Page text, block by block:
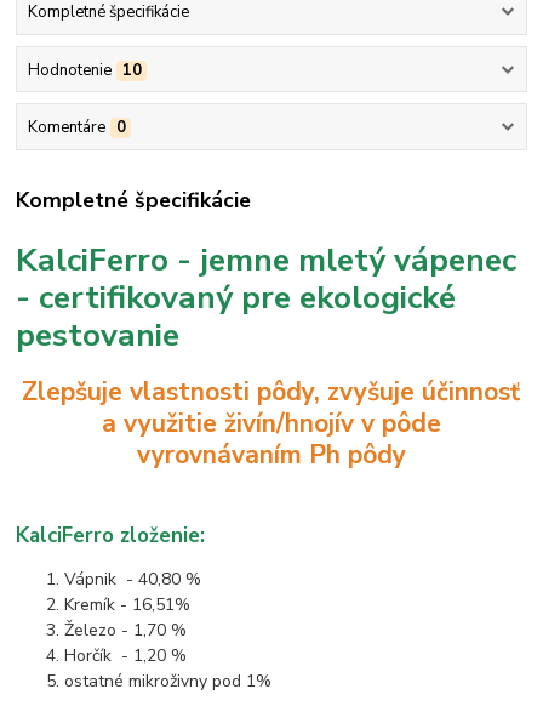
Kompletné špecifikácie
Hodnotenie 10
Komentáre 0
Kompletné špecifikácie
KalciFerro - jemne mletý vápenec
- certifikovaný pre ekologické
pestovanie
Zlepšuje vlastnosti pôdy, zvyšuje účinnosť
a využitie živín/hnojív v pôde
vyrovnávaním Ph pôdy
KalciFerro zloženie:
Vápnik - 40,80 %
Kremík - 16,51%
Železo - 1,70 %
Horčík - 1,20 %
ostatné mikroživny pod 1%